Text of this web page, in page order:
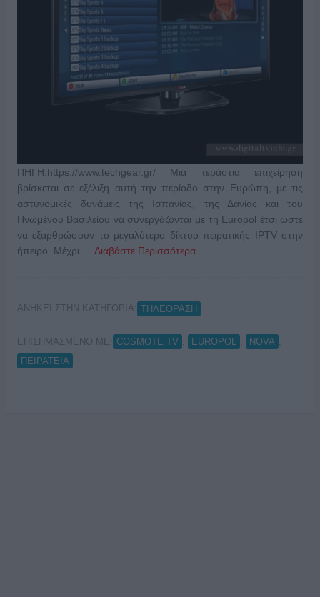
ΠΗΓΗ:https://www.techgear.gr/ Μια τεράστια επιχείρηση
βρίσκεται σε εξέλιξη αυτή την περίοδο στην Ευρώπη, με τις
αστυνομικές δυνάμεις της Ισπανίας, της Δανίας και του
Ηνωμένου Βασιλείου να συνεργάζονται με τη Europol έτσι ώστε
να εξαρθρώσουν το μεγαλύτερο δίκτυο πειρατικής IPTV στην
ήπειρο. Μέχρι … Διαβάστε Περισσότερα...
ΑΝΗΚΕΙ ΣΤΗΝ ΚΑΤΗΓΟΡΙΑ: ΤΗΛΕΟΡΑΣΗ
ΕΠΙΣΗΜΑΣΜΕΝΟ ΜΕ: COSMOTE TV EUROPOL NOVA
ΠΕΙΡΑΤΕΙΑ